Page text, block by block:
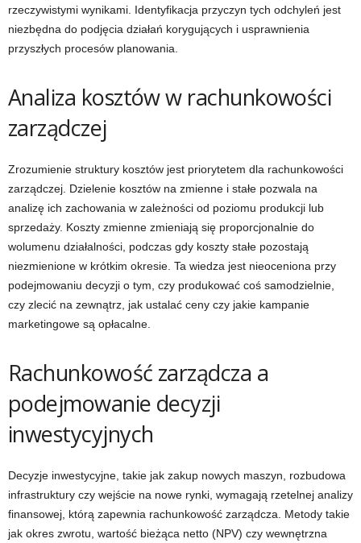
rzeczywistymi wynikami. Identyfikacja przyczyn tych odchyleń jest
niezbędna do podjęcia działań korygujących i usprawnienia
przyszłych procesów planowania.
Analiza kosztów w rachunkowości
zarządczej
Zrozumienie struktury kosztów jest priorytetem dla rachunkowości
zarządczej. Dzielenie kosztów na zmienne i stałe pozwala na
analizę ich zachowania w zależności od poziomu produkcji lub
sprzedaży. Koszty zmienne zmieniają się proporcjonalnie do
wolumenu działalności, podczas gdy koszty stałe pozostają
niezmienione w krótkim okresie. Ta wiedza jest nieoceniona przy
podejmowaniu decyzji o tym, czy produkować coś samodzielnie,
czy zlecić na zewnątrz, jak ustalać ceny czy jakie kampanie
marketingowe są opłacalne.
Rachunkowość zarządcza a
podejmowanie decyzji
inwestycyjnych
Decyzje inwestycyjne, takie jak zakup nowych maszyn, rozbudowa
infrastruktury czy wejście na nowe rynki, wymagają rzetelnej analizy
finansowej, którą zapewnia rachunkowość zarządcza. Metody takie
jak okres zwrotu, wartość bieżąca netto (NPV) czy wewnętrzna